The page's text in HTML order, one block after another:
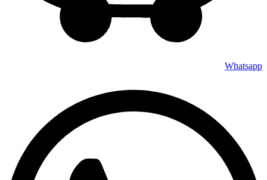
Whatsapp